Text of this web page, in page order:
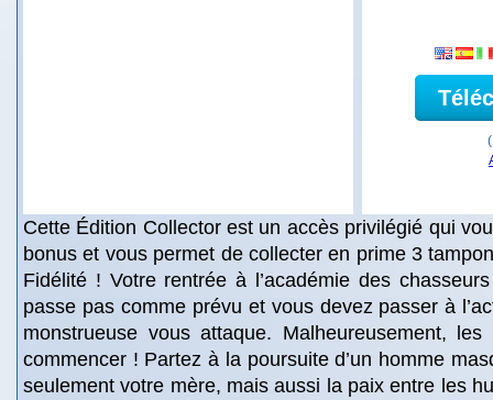
Cette Édition Collector est un accès privilégié qui
bonus et vous permet de collecter en prime 3
Fidélité ! Votre rentrée à l’académie des
passe pas comme prévu et vous devez passer à
monstrueuse vous attaque. Malheureusement,
commencer ! Partez à la poursuite d’un homme
seulement votre mère, mais aussi la paix entre les